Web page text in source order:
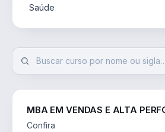
Saúde
MBA EM VENDAS E ALTA
Confira